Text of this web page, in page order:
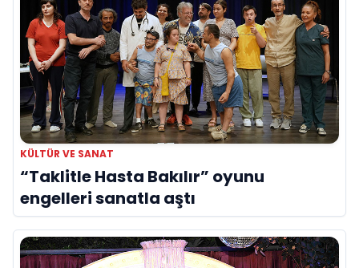
KÜLTÜR VE SANAT
“Taklitle Hasta Bakılır” oyunu
engelleri sanatla aştı